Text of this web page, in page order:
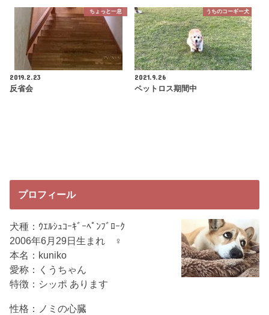
ちょっと一息
2019.2.23
反省会
うちのコーギー犬
2021.9.26
ペットロス期間中
プロフィール
犬種：ｳｴﾙｼｭｺｰｷﾞｰﾍﾟﾝﾌﾞﾛｰｸ
2006年6月29日生まれ ♀
本名：kuniko
愛称：くうちゃん
特徴：シッポ あります
性格：ノミの心臓